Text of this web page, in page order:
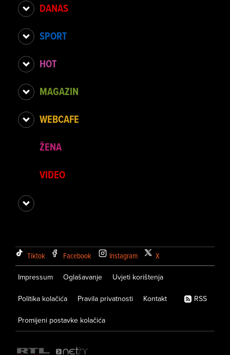
DANAS
SPORT
HOT
MAGAZIN
WEBCAFE
ŽENA
VIDEO
Tiktok Facebook Instagram X
Impressum Oglašavanje Uvjeti korištenja
Politika kolačića Pravila privatnosti Kontakt
Promijeni postavke kolačića
RSS